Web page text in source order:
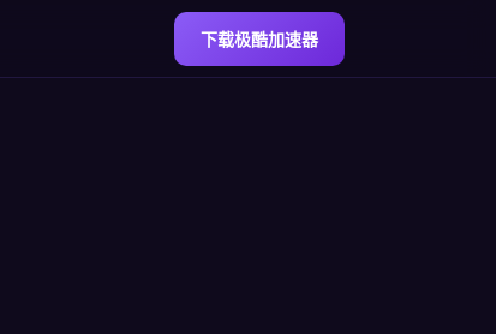
下载极酷加速器